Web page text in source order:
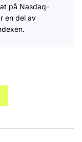
på Nasdaq-
en del av